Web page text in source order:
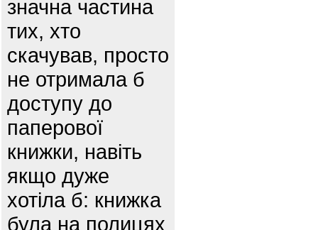
значна частина
тих, хто
скачував, просто
не отримала б
доступу до
паперової
книжки, навіть
якщо дуже
хотіла б: книжка
була на полицях